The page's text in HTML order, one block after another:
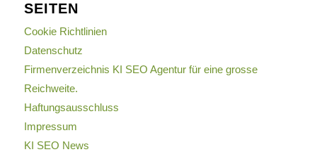
SEITEN
Cookie Richtlinien
Datenschutz
Firmenverzeichnis KI SEO Agentur für eine grosse
Reichweite.
Haftungsausschluss
Impressum
KI SEO News